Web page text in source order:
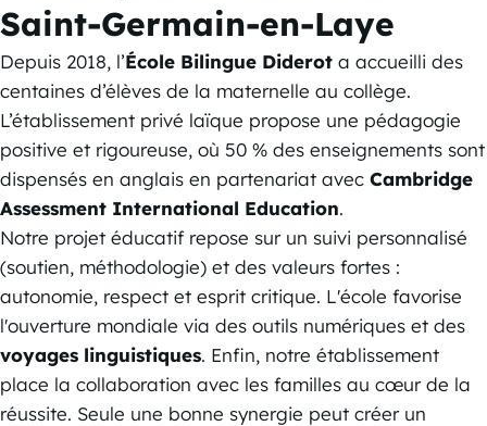
Saint-Germain-en-Laye
Depuis 2018, l’École Bilingue Diderot a accueilli des
centaines d’élèves de la maternelle au collège.
L’établissement privé laïque propose une pédagogie
positive et rigoureuse, où 50 % des enseignements sont
dispensés en anglais en partenariat avec Cambridge
Assessment International Education.
Notre projet éducatif repose sur un suivi personnalisé
(soutien, méthodologie) et des valeurs fortes :
autonomie, respect et esprit critique. L'école favorise
l'ouverture mondiale via des outils numériques et des
voyages linguistiques. Enfin, notre établissement
place la collaboration avec les familles au cœur de la
réussite. Seule une bonne synergie peut créer un